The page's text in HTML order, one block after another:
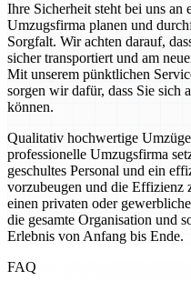
Ihre Sicherheit steht bei uns an
Umzugsfirma planen und
Sorgfalt. Wir achten darauf,
sicher transportiert und am
Mit unserem pünktlichen
sorgen wir dafür, dass Sie sich
können.
Qualitativ hochwertige
professionelle Umzugsfirma
geschultes Personal und ein
vorzubeugen und die Effizienz
einen privaten oder
die gesamte Organisation und
Erlebnis von Anfang bis Ende.
FAQ